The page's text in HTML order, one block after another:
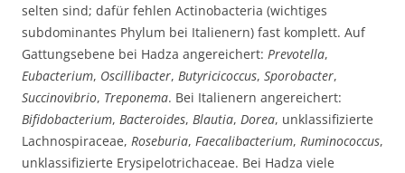
selten sind; dafür fehlen Actinobacteria (wichtiges
subdominantes Phylum bei Italienern) fast komplett. Auf
Gattungsebene bei Hadza angereichert: Prevotella,
Eubacterium, Oscillibacter, Butyricicoccus, Sporobacter,
Succinovibrio, Treponema. Bei Italienern angereichert:
Bifidobacterium, Bacteroides, Blautia, Dorea, unklassifizierte
Lachnospiraceae, Roseburia, Faecalibacterium, Ruminococcus,
unklassifizierte Erysipelotrichaceae. Bei Hadza viele